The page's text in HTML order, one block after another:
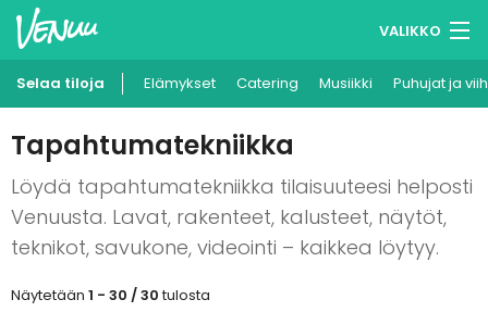
VALIKKO
Muistilistasi
Kirjaudu
Suomi
Ilmoita kohteesi
Selaa tiloja Elämykset Catering Musiikki Puhujat ja
Tapahtumatekniikka
Löydä tapahtumatekniikka tilaisuuteesi helposti
Venuusta. Lavat, rakenteet, kalusteet, näytöt,
teknikot, savukone, videointi – kaikkea löytyy.
Näytetään 1 - 30 / 30tulosta